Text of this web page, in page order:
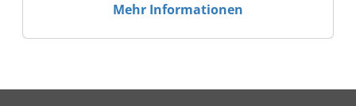
Mehr Informationen